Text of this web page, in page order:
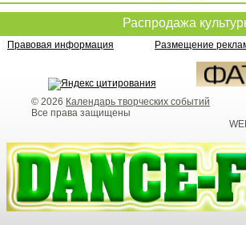
Распродажа
Правовая информация Размещение
© 2026 Календарь творческих событий
Все права защищены